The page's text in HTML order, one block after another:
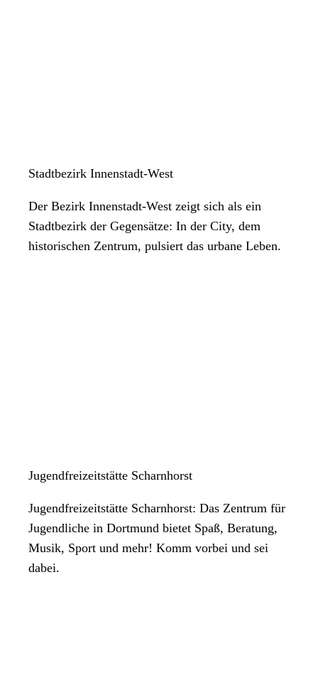
Stadtbezirk Innenstadt-West
Der Bezirk Innenstadt-West zeigt sich als ein
Stadtbezirk der Gegensätze: In der City, dem
historischen Zentrum, pulsiert das urbane Leben.
Jugendfreizeitstätte Scharnhorst
Jugendfreizeitstätte Scharnhorst: Das Zentrum für
Jugendliche in Dortmund bietet Spaß, Beratung,
Musik, Sport und mehr! Komm vorbei und sei
dabei.